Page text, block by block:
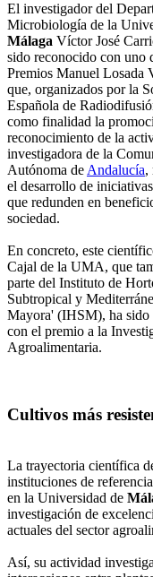
El investigador del
Microbiología de la
Málaga Víctor José
sido reconocido con uno
Premios Manuel Losada
que, organizados por la
Española de
como finalidad la
reconocimiento de la
investigadora de la
Autónoma de Andalucía,
el desarrollo de
que redunden en
sociedad.
En concreto, este
Cajal de la UMA, que
parte del Instituto de
Subtropical y
Mayora' (IHSM), ha sido
con el premio a la
Agroalimentaria.
Cultivos más
La trayectoria científica
instituciones de
en la Universidad de
investigación de
actuales del sector
Así, su actividad